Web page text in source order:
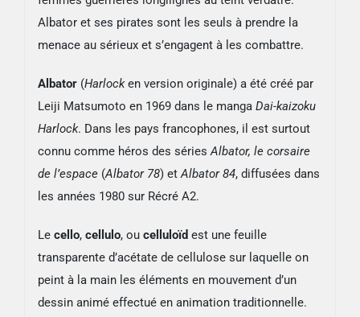
Albator et ses pirates sont les seuls à prendre la
menace au sérieux et s’engagent à les combattre.
Albator(Harlocken version originale) a été créé par
Leiji Matsumoto en 1969 dans le manga Dai-kaizoku
Harlock. Dans les pays francophones, il est surtout
connu comme héros des sériesAlbator, le corsaire
de l’espace(Albator 78) etAlbator 84, diffusées dans
les années 1980 sur Récré A2.
Le cello, cellulo, ou celluloïd est une feuille
transparente d’acétate de cellulose sur laquelle on
peint à la main les éléments en mouvement d’un
dessin animé effectué en animation traditionnelle.